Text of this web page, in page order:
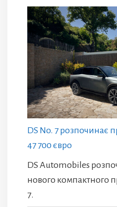
DS No. 7 розпочинає
47 700 євро
DS Automobiles
нового компактного
7.